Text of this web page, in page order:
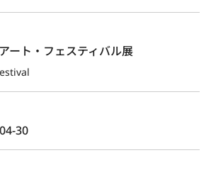
ート・フェスティバル展
30